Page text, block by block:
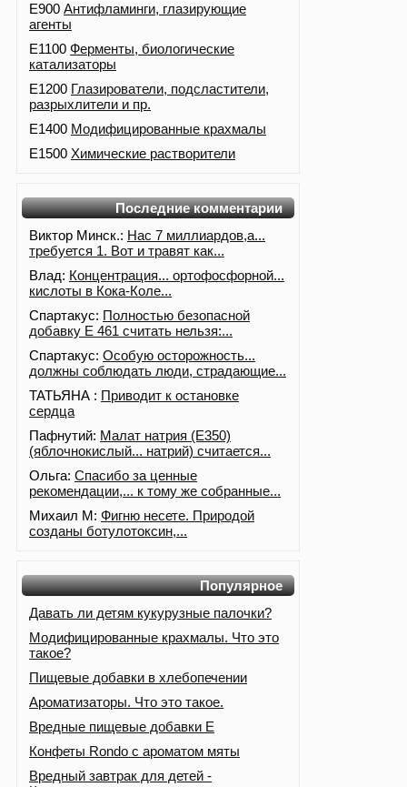
E900 Антифламинги, глазирующие
агенты
E1100 Ферменты, биологические
катализаторы
E1200 Глазирователи, подсластители,
разрыхлители и пр.
E1400 Модифицированные крахмалы
E1500 Химические растворители
Последние комментарии
Виктор Минск.: Нас 7 миллиардов,а...
требуется 1. Вот и травят как...
Влад: Концентрация... ортофосфорной...
кислоты в Кока-Коле...
Спартакус: Полностью безопасной
добавку Е 461 считать нельзя:...
Спартакус: Особую осторожность...
должны соблюдать люди, страдающие...
ТАТЬЯНА : Приводит к остановке
сердца
Пафнутий: Малат натрия (E350)
(яблочнокислый... натрий) считается...
Ольга: Спасибо за ценные
рекомендации,... к тому же собранные...
Михаил М: Фигню несете. Природой
созданы ботулотоксин,...
Популярное
Давать ли детям кукурузные палочки?
Модифицированные крахмалы. Что это
такое?
Пищевые добавки в хлебопечении
Ароматизаторы. Что это такое.
Вредные пищевые добавки Е
Конфеты Rondo с ароматом мяты
Вредный завтрак для детей -